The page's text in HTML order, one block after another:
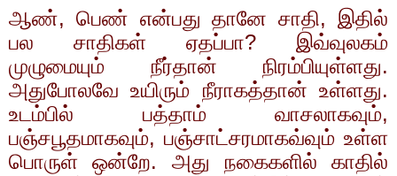
ஆண், பெண் என்பது தானே சாதி, இதில்
பல சாதிகள் ஏதப்பா? இவ்வுலகம்
முழுமையும் நீர்தான் நிரம்பியுள்ளது.
அதுபோலவே உயிரும் நீராகத்தான் உள்ளது.
உடம்பில் பத்தாம் வாசலாகவும்,
பஞ்சபூதமாகவும், பஞ்சாட்சரமாகவ்வும் உள்ள
பொருள் ஒன்றே. அது நகைகளில் காதில்